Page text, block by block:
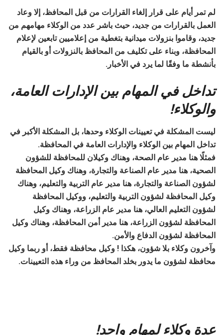
لم تمر أيام على قرار إلغاء القرارات من قبل المحافظ، إلا وعاد
العمل بالقرارات من جديد، حيث باشر عدد من الوكلاء مهامهم من
جديد، وقاموا بنزولات ميدانية بتغطية من إعلاميين تابعين لإعلام
المحافظة، وبناء على تكليف من المحافظ بالنزولات أو بالقيام
بأنشطة ما وفقًا لما يرد في الأخبار.
تداخل في المهام بين الإدارات العامة،
والوكلاء!
ليست المشكلة في تعيينات الوكلاء وحدها، بل المشكلة الأكبر في
تداخل المهام بين الوكلاء والإدارات العامة في المحافظة.
فمثلًا هنا مدير عام الصحة، وهناك وكيلان للمحافظة للشؤون
الصحية، هنا مدير عام الصناعة والتجارة، وهناك وكيل المحافظة
لشؤون الصناعة والتجارة، هنا مدير عام التربية والتعليم، وهناك
وكيل المحافظة لشؤون التربية والتعليم، ووكيل المحافظة
لشؤون التعليم العالي، هنا مدير عام الزراعة، وهناك وكيل
المحافظة لشؤون الزراعة، هنا مدير أمن المحافظة، وهناك وكيل
المحافظة لشؤون الدفاع والأمن.
وآخرون وكلاء بلا شؤون، هكذا ! وكيل محافظة فقط، أو ربما وكيل
محافظة لشؤون ما يدور بخلد المحافظ من وراء هذه التعيينات.
عدة وكلاء لمهام واحد!